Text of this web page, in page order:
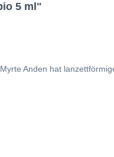
5 ml"
Anden hat